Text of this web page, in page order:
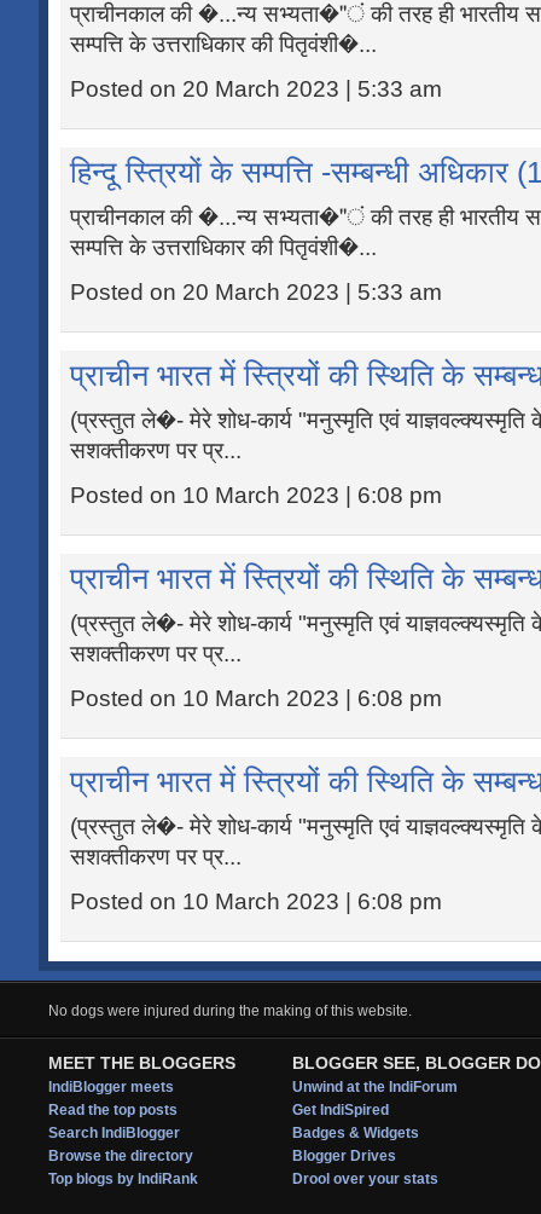
प्राचीनकाल की �...न्य सभ्यता�"ं की तरह ही भारतीय
सम्पत्ति के उत्तराधिकार की पितृवंशी�...
Posted on 20 March 2023 | 5:33 am
हिन्दू स्त्रियों के सम्पत्ति -सम्बन्धी अधिकार
प्राचीनकाल की �...न्य सभ्यता�"ं की तरह ही भारतीय
सम्पत्ति के उत्तराधिकार की पितृवंशी�...
Posted on 20 March 2023 | 5:33 am
प्राचीन भारत में स्त्रियों की स्थिति के
(प्रस्तुत ले�- मेरे शोध-कार्य "मनुस्मृति एवं याज्ञवल्क्यस्मृति के
सशक्तीकरण पर प्र...
Posted on 10 March 2023 | 6:08 pm
प्राचीन भारत में स्त्रियों की स्थिति के
(प्रस्तुत ले�- मेरे शोध-कार्य "मनुस्मृति एवं याज्ञवल्क्यस्मृति के
सशक्तीकरण पर प्र...
Posted on 10 March 2023 | 6:08 pm
प्राचीन भारत में स्त्रियों की स्थिति के
(प्रस्तुत ले�- मेरे शोध-कार्य "मनुस्मृति एवं याज्ञवल्क्यस्मृति के
सशक्तीकरण पर प्र...
Posted on 10 March 2023 | 6:08 pm
No dogs were injured during the making of this website.
MEET THE BLOGGERS
IndiBlogger meets
Read the top posts
Search IndiBlogger
Browse the directory
Top blogs by IndiRank
BLOGGER SEE, BLOGGER DO
Unwind at the IndiForum
Get IndiSpired
Badges & Widgets
Blogger Drives
Drool over your stats